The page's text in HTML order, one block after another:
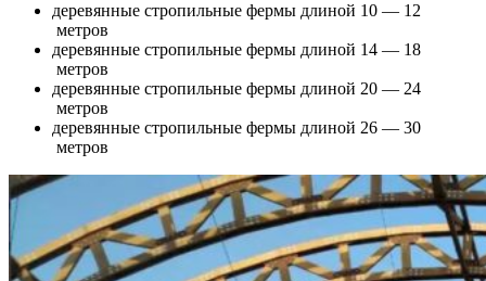
деревянные стропильные фермы длиной 10 — 12
метров
деревянные стропильные фермы длиной 14 — 18
метров
деревянные стропильные фермы длиной 20 — 24
метров
деревянные стропильные фермы длиной 26 — 30
метров